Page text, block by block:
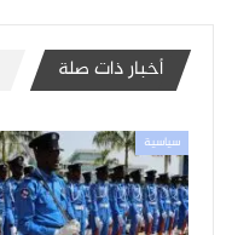
أخبار ذات صلة
سياسية